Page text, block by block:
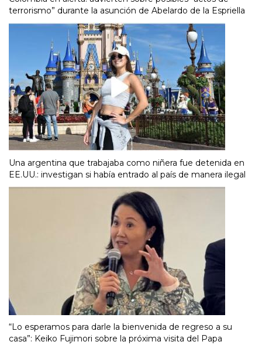
terrorismo” durante la asunción de Abelardo de la Espriella
Una argentina que trabajaba como niñera fue detenida en
EE.UU.: investigan si había entrado al país de manera ilegal
“Lo esperamos para darle la bienvenida de regreso a su
casa”: Keiko Fujimori sobre la próxima visita del Papa